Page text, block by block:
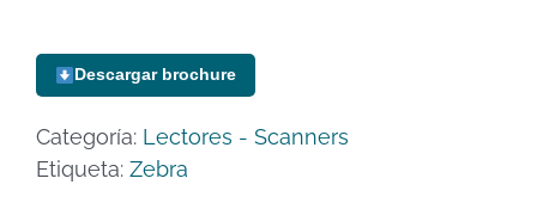
Descargar brochure
Categoría: Lectores - Scanners
Etiqueta: Zebra